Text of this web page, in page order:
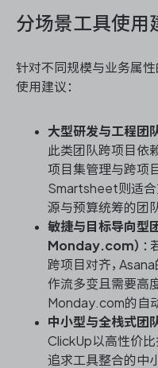
分场景工具使用
针对不同规模与业务属
使用建议：
大型研发与工程团
此类团队跨项目依
项目集管理与跨项
Smartsheet则适合
源与预算统筹的团队
敏捷与目标导向型
Monday.com）
跨项目对齐，
作流多变且需要高
Monday.com的自
中小型与全栈式团
ClickUp以高性价比
追求工具整合的中